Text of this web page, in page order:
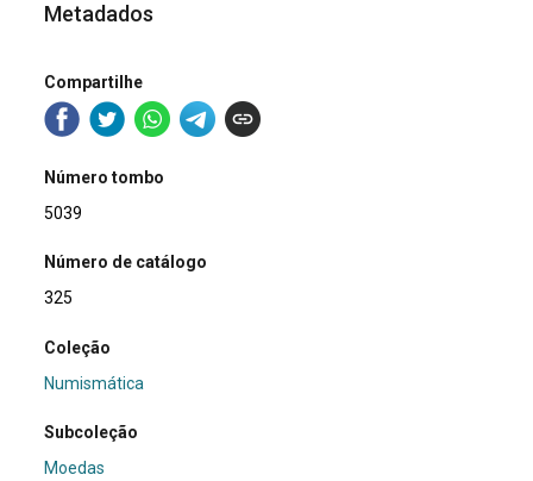
Metadados
Compartilhe
Número tombo
5039
Número de catálogo
325
Coleção
Numismática
Subcoleção
Moedas